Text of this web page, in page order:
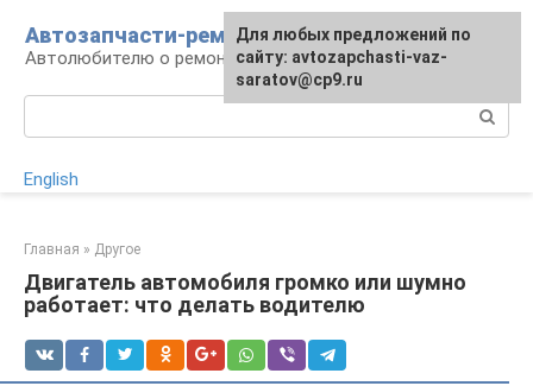
контенту
Автозапчасти-ремонт
Автолюбителю о ремонте машины
English
Главная » Другое
Двигатель автомобиля громко или шумно
работает: что делать водителю
Для любых предложений по
сайту: avtozapchasti-vaz-
saratov@cp9.ru